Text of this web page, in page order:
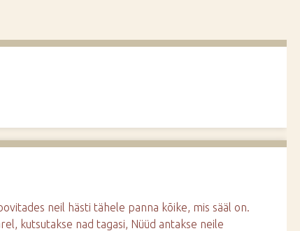
neil hästi tähele panna kõike, mis sääl on.
kutsutakse nad tagasi, Nüüd antakse neile